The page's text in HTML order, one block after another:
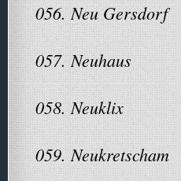
056. Neu Gersdorf
057. Neuhaus
058. Neuklix
059. Neukretscham